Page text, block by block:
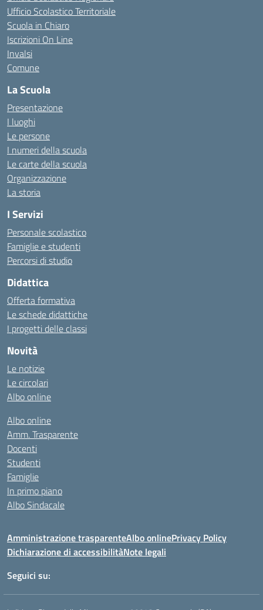
Ufficio Scolastico Territoriale
Scuola in Chiaro
Iscrizioni On Line
Invalsi
Comune
La Scuola
Presentazione
I luoghi
Le persone
I numeri della scuola
Le carte della scuola
Organizzazione
La storia
I Servizi
Personale scolastico
Famiglie e studenti
Percorsi di studio
Didattica
Offerta formativa
Le schede didattiche
I progetti delle classi
Novità
Le notizie
Le circolari
Albo online
Albo online
Amm. Trasparente
Docenti
Studenti
Famiglie
In primo piano
Albo Sindacale
Amministrazione trasparenteAlbo onlinePrivacy Policy
Dichiarazione di accessibilitàNote legali
Seguici su: